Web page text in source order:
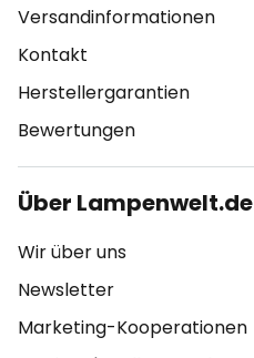
Versandinformationen
Kontakt
Herstellergarantien
Bewertungen
Über Lampenwelt.de
Wir über uns
Newsletter
Marketing-Kooperationen